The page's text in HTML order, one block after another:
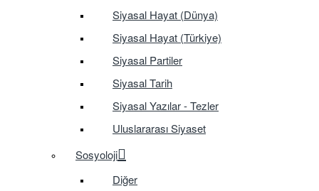
Siyasal Hayat (Dünya)
Siyasal Hayat (Türkiye)
Siyasal Partiler
Siyasal Tarih
Siyasal Yazılar - Tezler
Uluslararası Siyaset
Sosyoloji
Diğer